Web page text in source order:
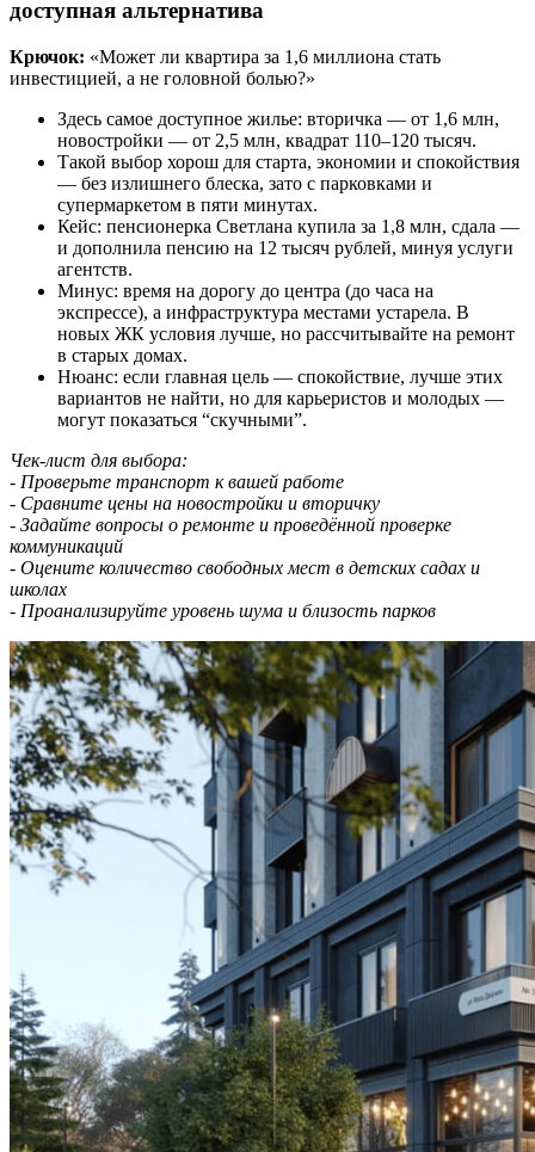
доступная альтернатива
Крючок: «Может ли квартира за 1,6 миллиона стать
инвестицией, а не головной болью?»
Здесь самое доступное жилье: вторичка — от 1,6 млн,
новостройки — от 2,5 млн, квадрат 110–120 тысяч.
Такой выбор хорош для старта, экономии и спокойствия
— без излишнего блеска, зато с парковками и
супермаркетом в пяти минутах.
Кейс: пенсионерка Светлана купила за 1,8 млн, сдала —
и дополнила пенсию на 12 тысяч рублей, минуя услуги
агентств.
Минус: время на дорогу до центра (до часа на
экспрессе), а инфраструктура местами устарела. В
новых ЖК условия лучше, но рассчитывайте на ремонт
в старых домах.
Нюанс: если главная цель — спокойствие, лучше этих
вариантов не найти, но для карьеристов и молодых —
могут показаться “скучными”.
Чек-лист для выбора:
- Проверьте транспорт к вашей работе
- Сравните цены на новостройки и вторичку
- Задайте вопросы о ремонте и проведённой проверке
коммуникаций
- Оцените количество свободных мест в детских садах и
школах
- Проанализируйте уровень шума и близость парков